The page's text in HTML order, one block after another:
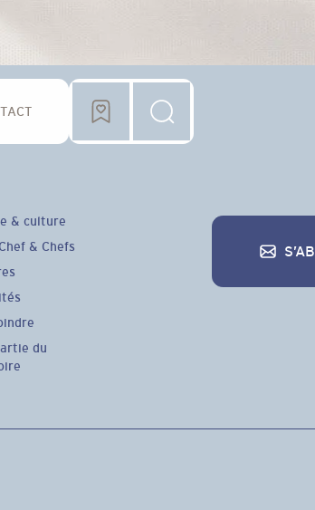
& culture
& Chefs
du
S’abonner